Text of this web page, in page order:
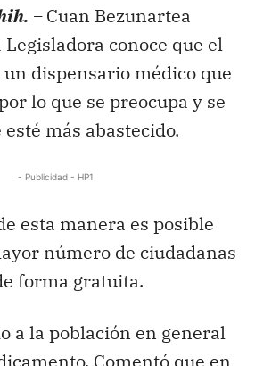
–Cuan Bezunartea
conoce que el
dispensario médico que
lo que se preocupa y se
más abastecido.
- Publicidad - HP1
esta manera es posible
número de ciudadanas
forma gratuita.
a la población en general